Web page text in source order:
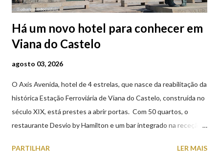
Há um novo hotel para conhecer em
Viana do Castelo
agosto 03, 2026
O Axis Avenida, hotel de 4 estrelas, que nasce da reabilitação da
histórica Estação Ferroviária de Viana do Castelo, construída no
século XIX, está prestes a abrir portas. Com 50 quartos, o
restaurante Desvio by Hamilton e um bar integrado na receção,
peças históricas cedidas pela IP Património que homenageiam a
PARTILHAR LER MAIS